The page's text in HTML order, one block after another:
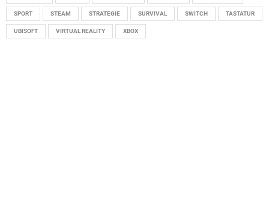
SPORT STEAM STRATEGIE SURVIVAL SWITCH TASTATUR
UBISOFT VIRTUAL REALITY XBOX